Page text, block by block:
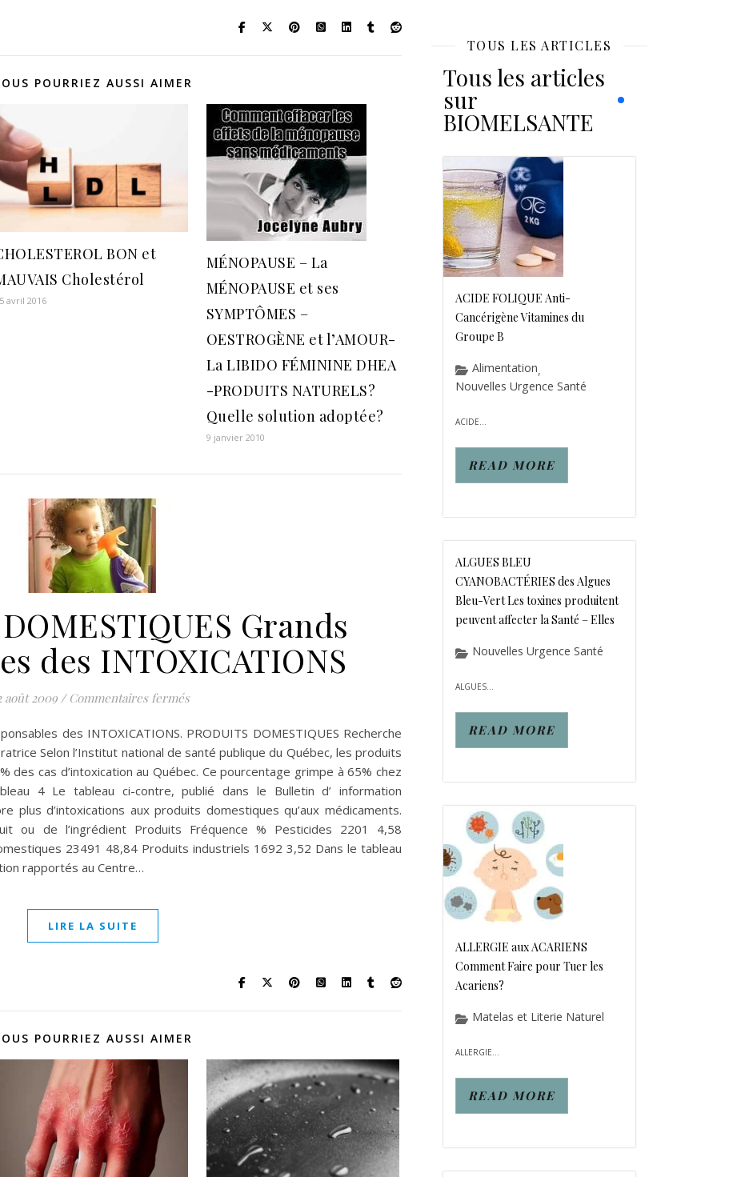
POURRIEZ AUSSI AIMER
BON et
Cholestérol
avril 2016
MÉNOPAUSE – La
MÉNOPAUSE et ses
SYMPTÔMES –
OESTROGÈNE et l’AMOUR-
La LIBIDO FÉMININE DHEA
-PRODUITS NATURELS?
Quelle solution adoptée?
9 janvier 2010
Grands
des INTOXICATIONS
août 2009 / Commentaires ferméssur PRODUITS DOMESTIQUES Grands responsables des INTOXICATIONS
des INTOXICATIONS. PRODUITS DOMESTIQUES Recherche
Selon l’Institut national de santé publique du Québec, les produits
cas d’intoxication au Québec. Ce pourcentage grimpe à 65% chez
4 Le tableau ci-contre, publié dans le Bulletin d’ information
plus d’intoxications aux produits domestiques qu’aux médicaments.
ou de l’ingrédient Produits Fréquence % Pesticides 2201 4,58
23491 48,84 Produits industriels 1692 3,52 Dans le tableau
rapportés au Centre…
LIRE LA SUITE
POURRIEZ AUSSI AIMER
TOUS LES ARTICLES
Tous les articles
sur
BIOMELSANTE
ACIDE FOLIQUE Anti-
Cancérigène Vitamines du
Groupe B
Alimentation,
Nouvelles Urgence Santé
ACIDE...
READ MORE
ALGUES BLEU
CYANOBACTÉRIES des Algues
Bleu-Vert Les toxines produitent
peuvent affecter la Santé – Elles
Nouvelles Urgence Santé
ALGUES...
READ MORE
ALLERGIE aux ACARIENS
Comment Faire pour Tuer les
Acariens?
Matelas et Literie Naturel
ALLERGIE...
READ MORE